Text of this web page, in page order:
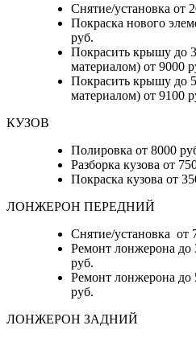
Снятие/установка от
Покраска нового
руб.
Покрасить крышу до
материалом) от 9000
Покрасить крышу до
материалом) от 9100
КУЗОВ
Полировка от 8000
Разборка кузова от
Покраска кузова от
ЛОНЖЕРОН ПЕРЕДНИЙ
Снятие/установка от
Ремонт лонжерона до
руб.
Ремонт лонжерона до
руб.
ЛОНЖЕРОН ЗАДНИЙ